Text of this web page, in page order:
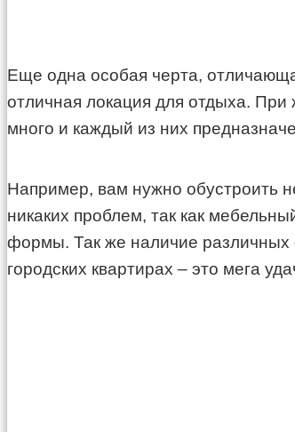
Еще одна особая черта,
отличная локация для отдыха.
много и каждый из них
Например, вам нужно обустроить
никаких проблем, так как
формы. Так же наличие различных
городских квартирах – это мега